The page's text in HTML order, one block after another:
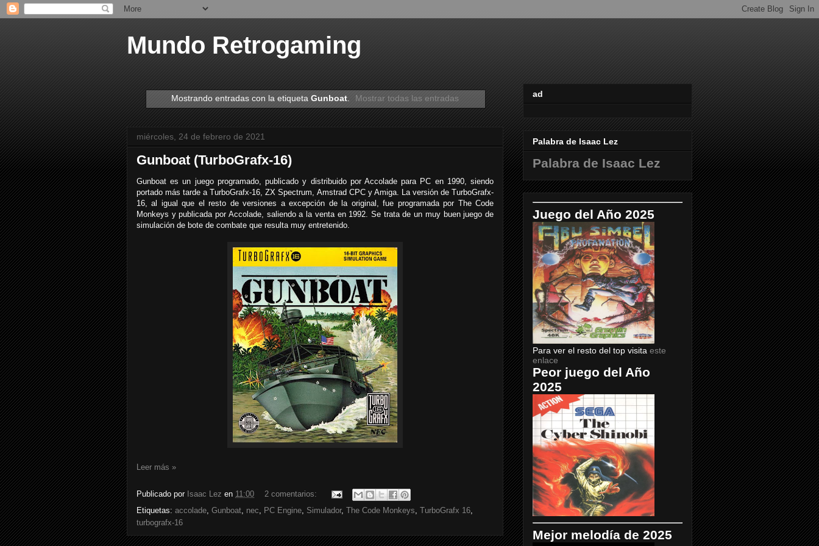
Mundo Retrogaming
Mostrando entradas con la etiqueta Gunboat. Mostrar todas las entradas
miércoles, 24 de febrero de 2021
Gunboat (TurboGrafx-16)
Gunboat es un juego programado, publicado y distribuido por Accolade para PC en 1990, siendo
portado más tarde a TurboGrafx-16, ZX Spectrum, Amstrad CPC y Amiga. La versión de TurboGrafx-
16, al igual que el resto de versiones a excepción de la original, fue programada por The Code
Monkeys y publicada por Accolade, saliendo a la venta en 1992. Se trata de un muy buen juego de
simulación de bote de combate que resulta muy entretenido.
Leer más »
Publicado por Isaac Lez en 11:00
2 comentarios:
Etiquetas: accolade Gunboat nec PC Engine Simulador, The Code Monkeys TurboGrafx 16
turbografx-16
ad
Palabra de Isaac Lez
Palabra de Isaac Lez
Juego del Año 2025
Para ver el resto del top visita este
enlace
Peor juego del Año
2025
Mejor melodía de 2025